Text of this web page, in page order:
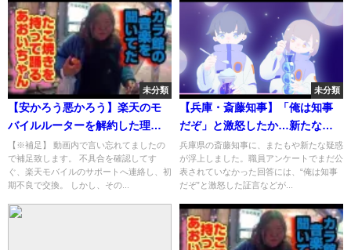
未分類
【安かろう悪かろう】楽天のモ
バイルルーターを解約した理由
【Rakuten WiFi Pocket 2C】
【※補足】 動画内で言い忘れてましたの
で補足致します。 不具合を確認してす
ぐ、楽天モバイルのサポートへ連絡し、初
期不良で交換。 しかし、その...
未分類
【兵庫・斎藤知事】「俺は知事
だぞ」と激怒したか…新たな疑
惑
兵庫県の斎藤知事に、またもや新たな疑惑
が浮上しました。職員アンケートでまだ公
表されていなかった回答には、“俺は知事
だぞ”と激怒した証言などが...